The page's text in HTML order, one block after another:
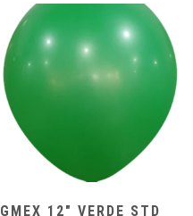
GMEX 12″ VERDE STD